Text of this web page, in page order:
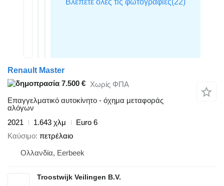
Renault Master
7.500 € Χωρίς ΦΠΑ
Επαγγελματικό αυτοκίνητο - όχημα μεταφοράς
αλόγων
2021
1.643 χλμ
Euro 6
Καύσιμο πετρέλαιο
Ολλανδία, Eerbeek
Troostwijk Veilingen B.V.